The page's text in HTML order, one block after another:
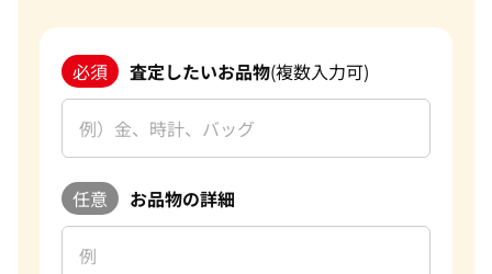
高価買取を実現しています。
その中で、お客様にとって最良の結果をご提供できたことは、
私たち共の励みとなります。また、お客様の信頼を第一に考え
買取を提供しております。お客様からの感謝の言葉をいただけ
だいた信頼を裏切らないよう、今後もサービスの向上に努
め、さらに多くのお客様にご満足いただけるよう精進してま
いります。時計以外にも貴金属やブランドバック等のご売却を
必須 査定したいお品物(複数入力可)
任意 お品物の詳細